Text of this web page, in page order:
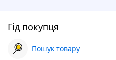
Гід покупця
Пошук товару